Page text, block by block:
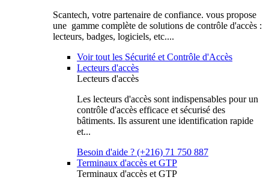
Scantech, votre partenaire de confiance. vous propose
une gamme complète de solutions de contrôle d'accès :
lecteurs, badges, logiciels, etc....
Voir tout les Sécurité et Contrôle d'Accès
Lecteurs d'accès
Lecteurs d'accès
Les lecteurs d'accès sont indispensables pour un
contrôle d'accès efficace et sécurisé des
bâtiments. Ils assurent une identification rapide
et...
Besoin d'aide ? (+216) 71 750 887
Terminaux d'accès et GTP
Terminaux d'accès et GTP